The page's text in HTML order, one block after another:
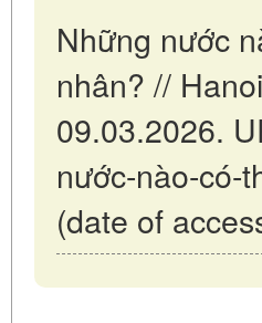
Những nước
nhân? //
09.03.2026.
nước-nào-có-
(date of